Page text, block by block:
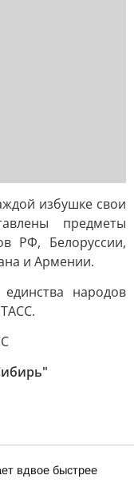
избушке свои
предметы
РФ, Белоруссии,
и Армении.
народов
вдвое быстрее